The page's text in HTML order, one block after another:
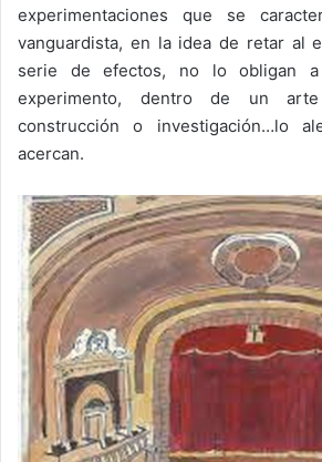
experimentaciones que se
vanguardista, en la idea de retar al
serie de efectos, no lo obligan
experimento, dentro de un
construcción o investigación…lo
acercan.